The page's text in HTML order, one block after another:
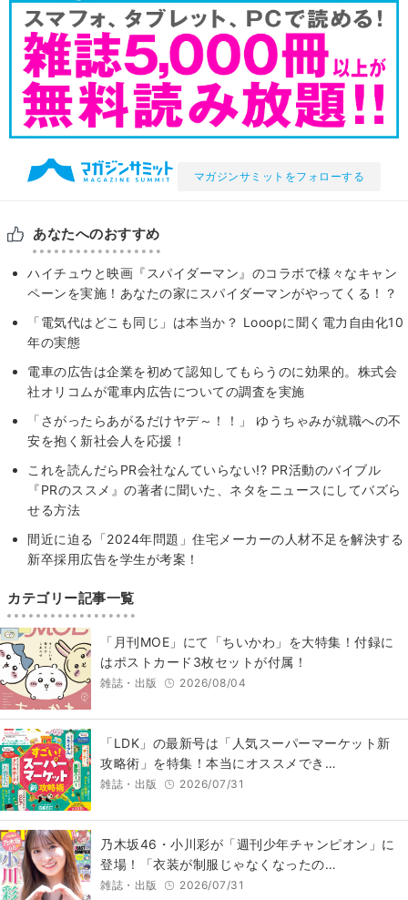
マガジンサミットをフォローする
あなたへのおすすめ
ハイチュウと映画『スパイダーマン』のコラボで様々なキャン
ペーンを実施！あなたの家にスパイダーマンがやってくる！？
「電気代はどこも同じ」は本当か？ Looopに聞く電力自由化10
年の実態
電車の広告は企業を初めて認知してもらうのに効果的。株式会
社オリコムが電車内広告についての調査を実施
「さがったらあがるだけヤデ～！！」 ゆうちゃみが就職への不
安を抱く新社会人を応援！
これを読んだらPR会社なんていらない!? PR活動のバイブル
『PRのススメ』の著者に聞いた、ネタをニュースにしてバズら
せる方法
間近に迫る「2024年問題」住宅メーカーの人材不足を解決する
新卒採用広告を学生が考案！
カテゴリー記事一覧
「月刊MOE」にて「ちいかわ」を大特集！付録に
はポストカード3枚セットが付属！
雑誌・出版 2026/08/04
「LDK」の最新号は「人気スーパーマーケット新
攻略術」を特集！本当にオススメでき…
雑誌・出版 2026/07/31
乃木坂46・小川彩が「週刊少年チャンピオン」に
登場！「衣装が制服じゃなくなったの…
雑誌・出版 2026/07/31